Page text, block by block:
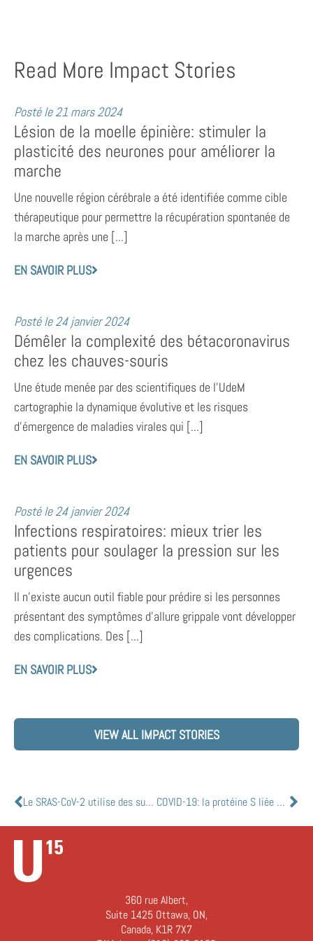
Read More Impact Stories
Posté le21 mars 2024
Lésion de la moelle épinière: stimuler la
plasticité des neurones pour améliorer la
marche
Une nouvelle région cérébrale a été identifiée comme cible
thérapeutique pour permettre la récupération spontanée de
la marche après une [...]
EN SAVOIR PLUS
Posté le24 janvier 2024
Démêler la complexité des bétacoronavirus
chez les chauves-souris
Une étude menée par des scientifiques de l’UdeM
cartographie la dynamique évolutive et les risques
d’émergence de maladies virales qui [...]
EN SAVOIR PLUS
Posté le24 janvier 2024
Infections respiratoires: mieux trier les
patients pour soulager la pression sur les
urgences
Il n’existe aucun outil fiable pour prédire si les personnes
présentant des symptômes d’allure grippale vont développer
des complications. Des [...]
EN SAVOIR PLUS
VIEW ALL IMPACT STORIES
Le SRAS-CoV-2 utilise des sucres pour envahir les cellules humaines, selon une nouvelle étude COVID-19: la protéine S liée aux problèmes cérébrovasculaires
360 rue Albert,
Suite 1425 Ottawa, ON,
Canada, K1R 7X7